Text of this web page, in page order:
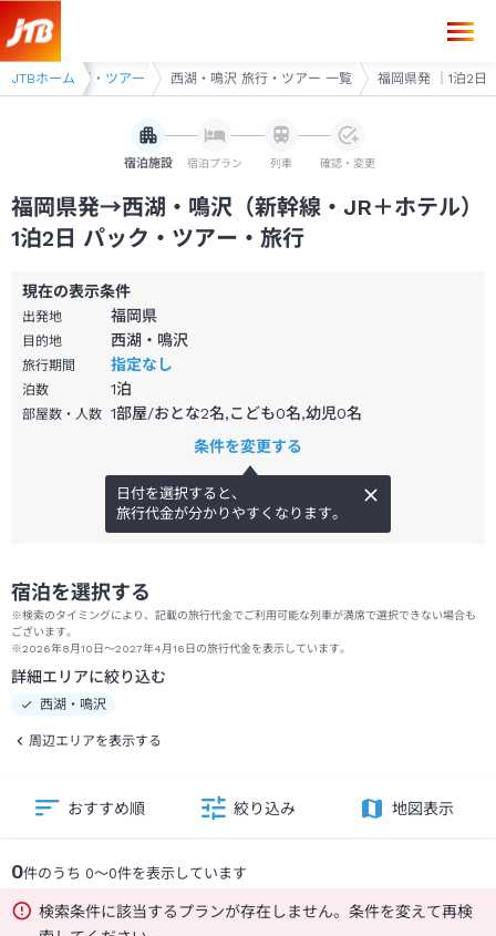
JTBホーム
富士吉田 旅行・ツアー 西湖・鳴沢 旅行・ツアー 一覧 福岡県発 ｜1泊2日
宿泊施設 宿泊プラン 列車 確認・変更
福岡県発→西湖・鳴沢（新幹線・JR＋ホテル）
1泊2日 パック・ツアー・旅行
現在の表示条件
出発地 福岡県
目的地 西湖・鳴沢
旅行期間 指定なし
泊数 1泊
部屋数・人数 1部屋/おとな2名,こども0名,幼児0名
条件を変更する
日付を選択すると、
旅行代金が分かりやすくなります。
宿泊を選択する
※検索のタイミングにより、記載の旅行代金でご利用可能な列車が満席で選択できない場合も
ございます。
※2026年8月10日～2027年4月16日の旅行代金を表示しています。
詳細エリアに絞り込む
西湖・鳴沢
周辺エリアを表示する
0件のうち 0～0件を表示しています
おすすめ順 絞り込み 地図表示
検索条件に該当するプランが存在しません。条件を変えて再検